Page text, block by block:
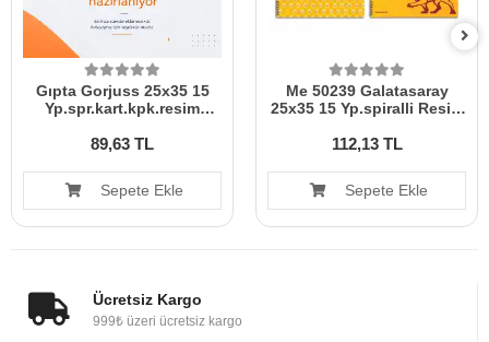
Gıpta Gorjuss 25x35 15
Yp.spr.kart.kpk.resim
89,63 TL
Sepete Ekle
Me 50239 Galatasaray
25x35 15 Yp.spiralli Resim
112,13 TL
Sepete Ekle
Ücretsiz Kargo
999₺ üzeri ücretsiz kargo